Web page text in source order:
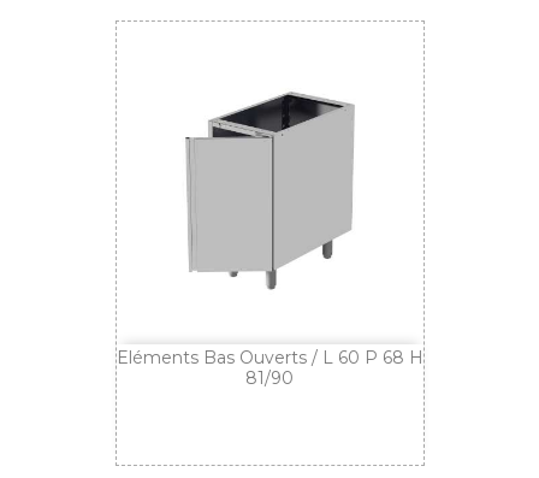
Eléments Bas Ouverts / L 60 P 68 H
81/90